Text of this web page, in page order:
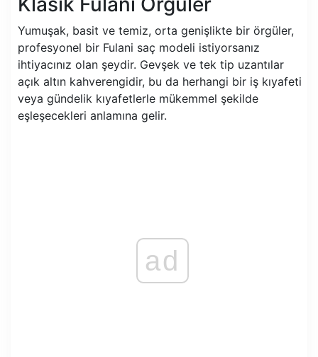
Yumuşak, basit ve temiz, orta genişlikte bir örgüler,
profesyonel bir Fulani saç modeli istiyorsanız
ihtiyacınız olan şeydir. Gevşek ve tek tip uzantılar
açık altın kahverengidir, bu da herhangi bir iş kıyafeti
veya gündelik kıyafetlerle mükemmel şekilde
eşleşecekleri anlamına gelir.
ad